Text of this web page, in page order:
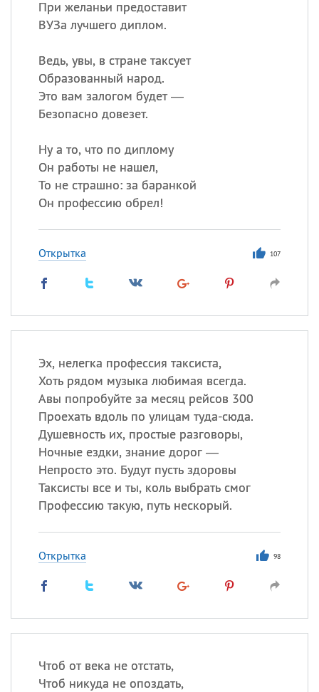
При желаньи предоставит
ВУЗа лучшего диплом.
Ведь, увы, в стране таксует
Образованный народ.
Это вам залогом будет —
Безопасно довезет.
Ну а то, что по диплому
Он работы не нашел,
То не страшно: за баранкой
Он профессию обрел!
Открытка 107
Эх, нелегка профессия таксиста,
Хоть рядом музыка любимая всегда.
Авы попробуйте за месяц рейсов 300
Проехать вдоль по улицам туда-сюда.
Душевность их, простые разговоры,
Ночные ездки, знание дорог —
Непросто это. Будут пусть здоровы
Таксисты все и ты, коль выбрать смог
Профессию такую, путь нескорый.
Открытка 98
Чтоб от века не отстать,
Чтоб никуда не опоздать,